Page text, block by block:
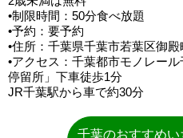
•制限時間：50分食べ放題
•予約：要予約
•住所：千葉県千葉市若葉区御殿
•アクセス：千葉都市モノレー
停留所」下車徒歩1分
JR千葉駅から車で約30分
千葉のおすすめ